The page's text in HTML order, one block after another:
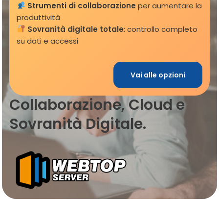
Strumenti di collaborazione per aumentare la
produttività
Sovranità digitale totale: controllo completo
su dati e accessi
Vai alle opzioni
Collaborazione, Cloud e
Sovranità Digitale.